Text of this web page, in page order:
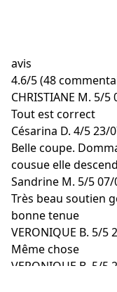
avis
4.6/5(48
CHRISTIANE M. 5/5
Tout est correct
Césarina D. 4/523/
Belle coupe.
cousue elle
Sandrine M. 5/507/
Très beau soutien
bonne tenue
VERONIQUE B. 5/5
Même chose
VERONIQUE B. 5/5